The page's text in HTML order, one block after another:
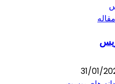
مقاله
31/01/